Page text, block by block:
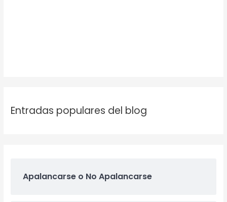
Entradas populares del blog
Apalancarse o No Apalancarse